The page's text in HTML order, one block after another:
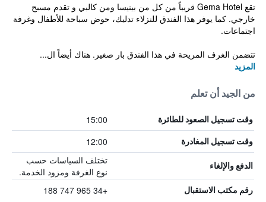
تقع Gema Hotel قريباً من كل من بينيسا ومن كالبي و تقدم مسبح
خارجي. كما يوفر هذا الفندق للنزلاء تدليك، حوض سباحة للأطفال وغرفة
اجتماعات.
تتضمن الغرف المريحة في هذا الفندق بار صغير. هناك أيضاً ال...
المزيد
من الجيد أن تعلم
وقت تسجيل الصعود للطائرة 15:00
وقت تسجيل المغادرة 12:00
الدفع والإلغاء
تختلف السياسات حسب
نوع الغرفة ومزود الخدمة.
رقم مكتب الاستقبال +34 965 747 188